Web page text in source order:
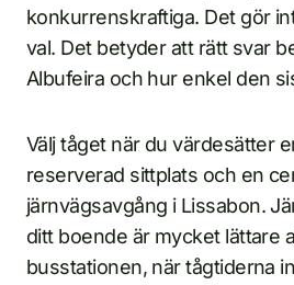
konkurrenskraftiga. Det gör
val. Det betyder att rätt svar
Albufeira och hur enkel den
Välj tåget när du värdesätter
reserverad sittplats och en
järnvägsavgång i Lissabon.
ditt boende är mycket lättare
busstationen, när tågtiderna